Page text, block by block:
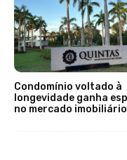
Condomínio voltado à
longevidade ganha
no mercado imobiliário